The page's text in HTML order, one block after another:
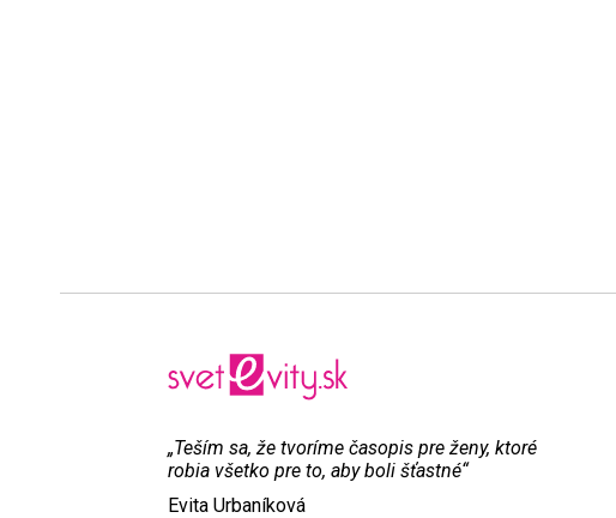
„Teším sa, že tvoríme časopis pre ženy, ktoré
robia všetko pre to, aby boli šťastné“
Evita Urbaníková